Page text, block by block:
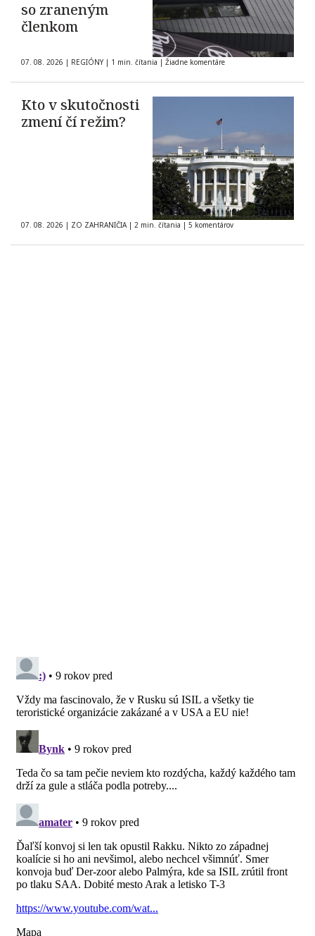
so zraneným
členkom
07. 08. 2026 | REGIÓNY | 1 min. čítania | Žiadne komentáre
Kto v skutočnosti
zmení čí režim?
07. 08. 2026 | ZO ZAHRANIČIA | 2 min. čítania | 5 komentárov